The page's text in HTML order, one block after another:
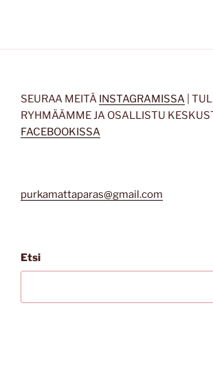
SEURAA MEITÄ INSTAGRAMISSA |
RYHMÄÄMME JA OSALLISTU
FACEBOOKISSA
purkamattaparas@gmail.com
Etsi